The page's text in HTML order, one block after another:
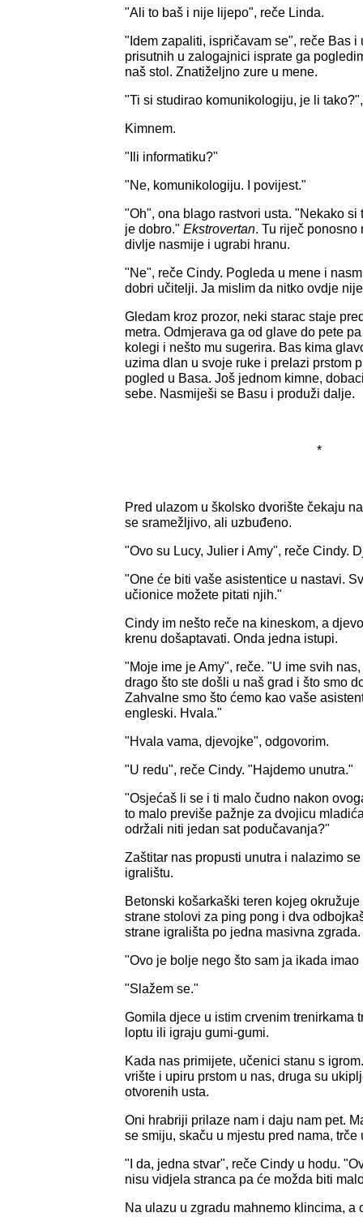
"Ali to baš i nije lijepo", reče Linda.
"Idem zapaliti, ispričavam se", reče Bas
prisutnih u zalogajnici isprate ga
naš stol. Znatiželjno zure u mene.
"Ti si studirao komunikologiju, je li
Kimnem.
"Ili informatiku?"
"Ne, komunikologiju. I povijest."
"Oh", ona blago rastvori usta. "Nekako si
je dobro." Ekstrovertan. Tu riječ ponosno
divlje nasmije i ugrabi hranu.
"Ne", reče Cindy. Pogleda u mene i
dobri učitelji. Ja mislim da nitko ovdje
Gledam kroz prozor, neki starac staje
metra. Odmjerava ga od glave do pete
kolegi i nešto mu sugerira. Bas kima
uzima dlan u svoje ruke i prelazi prstom
pogled u Basa. Još jednom kimne,
sebe. Nasmiješi se Basu i produži dalje.
*
Pred ulazom u školsko dvorište čekaju
se sramežljivo, ali uzbuđeno.
"Ovo su Lucy, Julier i Amy", reče Cindy.
"One će biti vaše asistentice u nastavi.
učionice možete pitati njih."
Cindy im nešto reče na kineskom, a
krenu došaptavati. Onda jedna istupi.
"Moje ime je Amy", reče. "U ime svih
drago što ste došli u naš grad i što smo
Zahvalne smo što ćemo kao vaše
engleski. Hvala."
"Hvala vama, djevojke", odgovorim.
"U redu", reče Cindy. "Hajdemo unutra."
"Osjećaš li se i ti malo čudno nakon
to malo previše pažnje za dvojicu
održali niti jedan sat podučavanja?"
Zaštitar nas propusti unutra i nalazimo
igralištu.
Betonski košarkaški teren kojeg
strane stolovi za ping pong i dva
strane igrališta po jedna masivna zgrada.
"Ovo je bolje nego što sam ja ikada
"Slažem se."
Gomila djece u istim crvenim trenirkama
loptu ili igraju gumi-gumi.
Kada nas primijete, učenici stanu s
vrište i upiru prstom u nas, druga su
otvorenih usta.
Oni hrabriji prilaze nam i daju nam pet.
se smiju, skaču u mjestu pred nama, trče
"I da, jedna stvar", reče Cindy u hodu.
nisu vidjela stranca pa će možda biti
Na ulazu u zgradu mahnemo klincima, a